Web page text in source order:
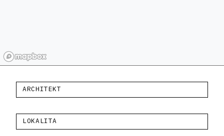
ARCHITEKT
LOKALITA